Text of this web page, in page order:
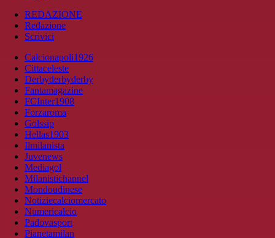
REDAZIONE
Redazione
Scrivici
Calcionapoli1926
Cittaceleste
Derbyderbyderby
Fantamagazine
FCInter1908
Forzaroma
Golssip
Hellas1903
Ilmilanista
Juvenews
Mediagol
Milanistichannel
Mondoudinese
Notiziecalciomercato
Numericalcio
Padovasport
Pianetamilan